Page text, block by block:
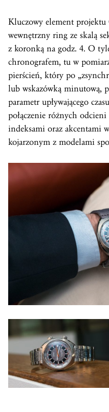
Kluczowy element
wewnętrzny ring ze skalą
z koronką na godz. 4. O
chronografem, tu w
pierścień, który po
lub wskazówką minutową,
parametr upływającego
połączenie różnych
indeksami oraz akcentami
kojarzonym z modelami